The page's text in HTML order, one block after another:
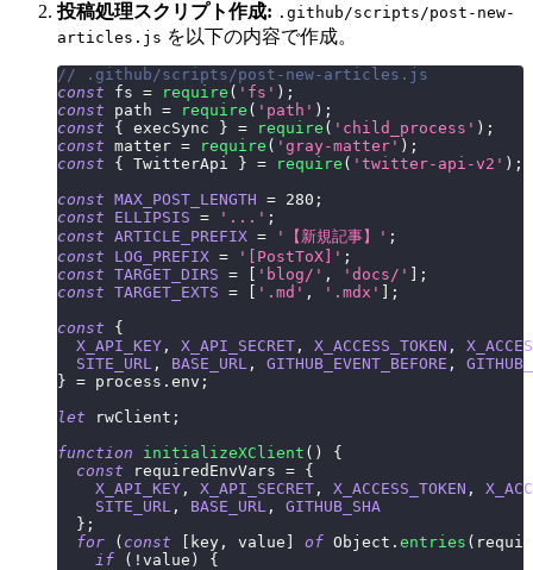
投稿処理スクリプト作成: .github/scripts/post-new-
articles.js を以下の内容で作成。
// .github/scripts/post-new-articles.js
const fs = require ( 'fs' ) ;
const path = require ( 'path' ) ;
const
{ execSync } = require ( 'child_process' ) ;
const matter = require ( 'gray-matter' ) ;
const
{ TwitterApi } = require ( 'twitter-api-v2' ) ;
const MAX_POST_LENGTH = 280 ;
const
ELLIPSIS = '...' ;
const ARTICLE_PREFIX = '【新規記事】' ;
const
LOG_PREFIX = '[PostToX]' ;
const TARGET_DIRS = 'blog/' , 'docs/'
;
const TARGET_EXTS = '.md' , '.mdx'
;
const
{
X_API_KEY , X_API_SECRET , X_ACCESS_TOKEN ,
SITE_URL , BASE_URL , GITHUB_EVENT_BEFORE ,
} = process . env ;
let rwClient ;
function
initializeXClient ( )
{
const requiredEnvVars = {
X_API_KEY , X_API_SECRET , X_ACCESS_TOKEN ,
SITE_URL , BASE_URL ,
GITHUB_SHA
} ;
for
( const key , value of Object . entries (
if
( ! value )
{